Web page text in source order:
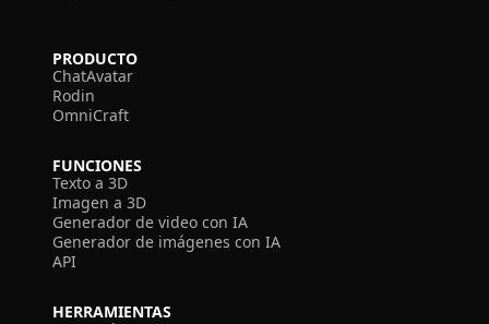
PRODUCTO
ChatAvatar
Rodin
OmniCraft
FUNCIONES
Texto a 3D
Imagen a 3D
Generador de video con IA
Generador de imágenes con IA
API
HERRAMIENTAS